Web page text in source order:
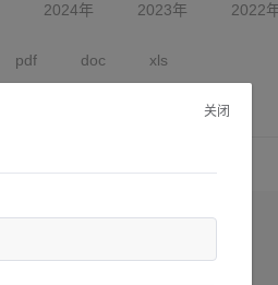
2024年 2023年 2022
pdf doc xls
关闭